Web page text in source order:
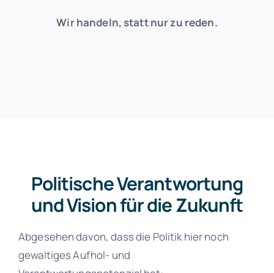
Wir handeln, statt nur zu reden.
Politische Verantwortung
und Vision für die Zukunft
Abgesehen davon, dass die Politik hier noch
gewaltiges Aufhol- und